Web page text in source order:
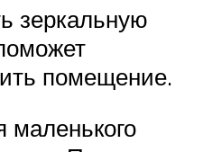
зеркальную
помещение.